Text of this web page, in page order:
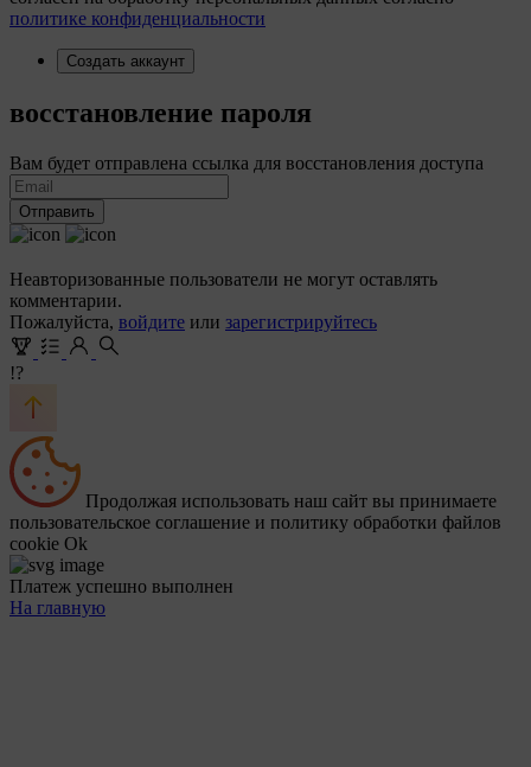
политике конфиденциальности
Создать аккаунт
восстановление пароля
Вам будет отправлена ссылка для восстановления доступа
Отправить
Неавторизованные пользователи не могут оставлять
комментарии.
Пожалуйста, войдите или зарегистрируйтесь
!?
Продолжая использовать наш сайт вы принимаете
пользовательское соглашение и политику обработки файлов
cookie Ok
Платеж успешно выполнен
На главную